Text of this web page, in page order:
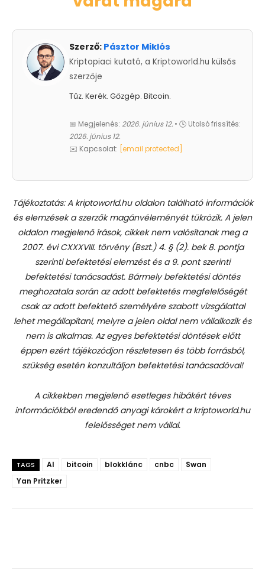
Szerző: Pásztor Miklós
Kriptopiaci kutató, a Kriptoworld.hu külsős
szerzője
Tűz. Kerék. Gőzgép. Bitcoin.
📅 Megjelenés: 2026. június 12. • 🕓 Utolsó frissítés:
2026. június 12.
✉️ Kapcsolat:
[email protected]
Tájékoztatás: A kriptoworld.hu oldalon található információk
és elemzések a szerzők magánvéleményét tükrözik. A jelen
oldalon megjelenő írások, cikkek nem valósítanak meg a
2007. évi CXXXVIII. törvény (Bszt.) 4. § (2). bek 8. pontja
szerinti befektetési elemzést és a 9. pont szerinti
befektetési tanácsadást. Bármely befektetési döntés
meghozatala során az adott befektetés megfelelőségét
csak az adott befektető személyére szabott vizsgálattal
lehet megállapítani, melyre a jelen oldal nem vállalkozik és
nem is alkalmas. Az egyes befektetési döntések előtt
éppen ezért tájékozódjon részletesen és több forrásból,
szükség esetén konzultáljon befektetési tanácsadóval!
A cikkekben megjelenő esetleges hibákért téves
információkból eredendő anyagi károkért a kriptoworld.hu
felelősséget nem vállal.
TAGS AI bitcoin blokklánc cnbc
Swan
Yan Pritzker